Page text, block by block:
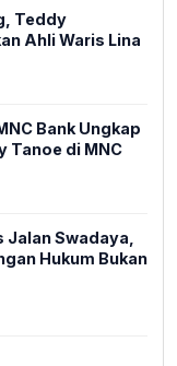
Teddy
Ahli Waris Lina
Bank Ungkap
Tanoe di MNC
Swadaya,
Hukum Bukan